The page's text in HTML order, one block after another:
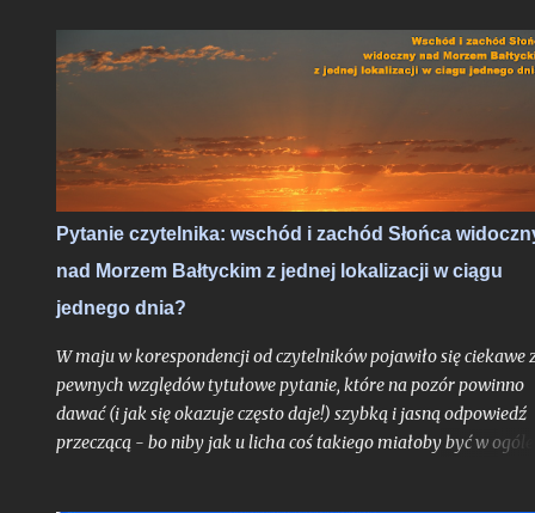
trudne do przebicia otwarcie nowego sezonu z nocami
astronomicznymi. Do pełni szczęścia brakowałby chyba tylko
dwóch lat - nawet takie scenariusze bywają realne. Po
zachęcie do obserwacji sierpniowych zaćmień zapraszam na
wskazówek odnośnie najbardziej lubianego przez amatorów
wakacyjnego roju meteorów, których tylko w jedną noc
ujrzeć więcej, niż większość ludzi zobaczy przez całe życie.
Oczywiście jak zawsze pod głównym warunkiem: jeśli
zachmurzenie zrobi sobie od nas wakacje...
Pytanie czytelnika: wschód i zachód Słońca
nad Morzem Bałtyckim z jednej lokalizacji w ciągu
jednego dnia?
W maju w korespondencji od czytelników pojawiło się ciekawe
pewnych względów tytułowe pytanie, które na pozór powinno
dawać (i jak się okazuje często daje!) szybką i jasną odpowiedź
przeczącą - bo niby jak u licha coś takiego miałoby być w ogóle